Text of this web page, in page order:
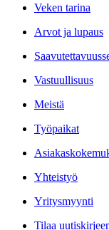
Veken tarina
Arvot ja lupaus
Vastuullisuus
Meistä
Työpaikat
Yhteistyö
Yritysmyynti
Tilaa